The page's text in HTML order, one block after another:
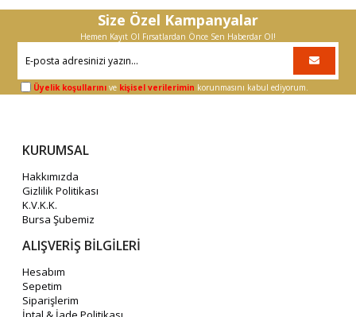
Size Özel Kampanyalar
Hemen Kayıt Ol Fırsatlardan Önce Sen Haberdar Ol!
Üyelik koşullarını ve kişisel verilerimin korunmasını kabul ediyorum.
KURUMSAL
Hakkımızda
Gizlilik Politikası
K.V.K.K.
Bursa Şubemiz
ALIŞVERİŞ BİLGİLERİ
Hesabım
Sepetim
Siparişlerim